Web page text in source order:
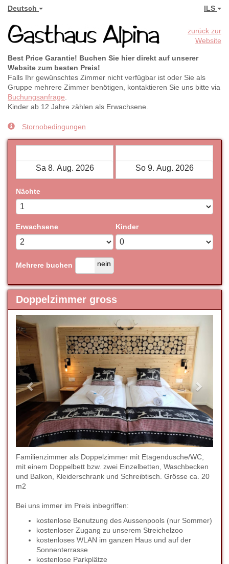
Deutsch ILS
zurück zur
Website
Best Price Garantie! Buchen Sie hier direkt auf unserer
Website zum besten Preis!
Falls Ihr gewünschtes Zimmer nicht verfügbar ist oder Sie als
Gruppe mehrere Zimmer benötigen, kontaktieren Sie uns bitte via
Buchungsanfrage
Kinder ab 12 Jahre zählen als Erwachsene.
Stornobedingungen
Nächte
Erwachsene Kinder
Mehrere buchen
ja nein
Doppelzimmer gross
Previous
Familienzimmer als Doppelzimmer mit Etagendusche/WC,
mit einem Doppelbett bzw. zwei Einzelbetten, Waschbecken
und Balkon, Kleiderschrank und Schreibtisch. Grösse ca. 20
m2
Bei uns immer im Preis inbegriffen:
kostenlose Benutzung des Aussenpools (nur Sommer)
kostenloser Zugang zu unserem Streichelzoo
kostenloses WLAN im ganzen Haus und auf der
Sonnenterrasse
kostenlose Parkplätze